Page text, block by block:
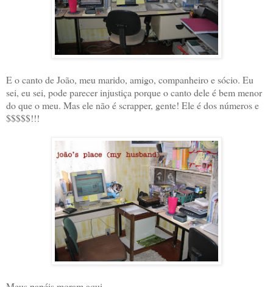
E o canto de João, meu marido, amigo, companheiro e sócio. Eu
sei, eu sei, pode parecer injustiça porque o canto dele é bem menor
do que o meu. Mas ele não é scrapper, gente! Ele é dos números e
$$$$$!!!